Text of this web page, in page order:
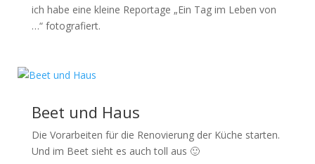
ich habe eine kleine Reportage „Ein Tag im Leben von
…“ fotografiert.
Beet und Haus
Die Vorarbeiten für die Renovierung der Küche starten.
Und im Beet sieht es auch toll aus 🙂